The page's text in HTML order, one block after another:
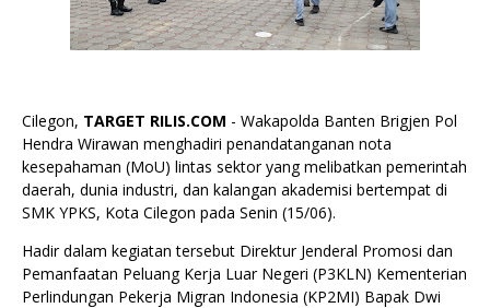
Cilegon, TARGET RILIS.COM - Wakapolda Banten Brigjen Pol
Hendra Wirawan menghadiri penandatanganan nota
kesepahaman (MoU) lintas sektor yang melibatkan pemerintah
daerah, dunia industri, dan kalangan akademisi bertempat di
SMK YPKS, Kota Cilegon pada Senin (15/06).
Hadir dalam kegiatan tersebut Direktur Jenderal Promosi dan
Pemanfaatan Peluang Kerja Luar Negeri (P3KLN) Kementerian
Perlindungan Pekerja Migran Indonesia (KP2MI) Bapak Dwi